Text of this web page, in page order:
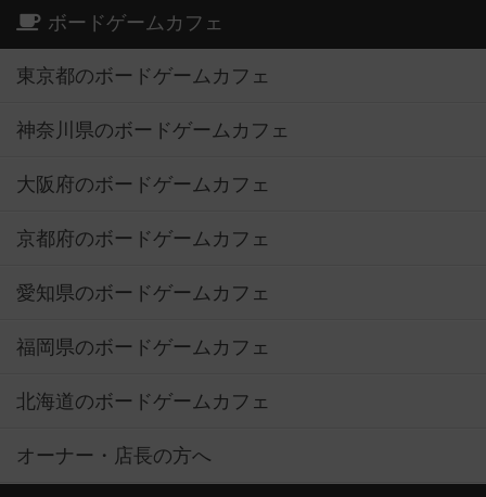
ボードゲームカフェ
東京都のボードゲームカフェ
神奈川県のボードゲームカフェ
大阪府のボードゲームカフェ
京都府のボードゲームカフェ
愛知県のボードゲームカフェ
福岡県のボードゲームカフェ
北海道のボードゲームカフェ
オーナー・店長の方へ